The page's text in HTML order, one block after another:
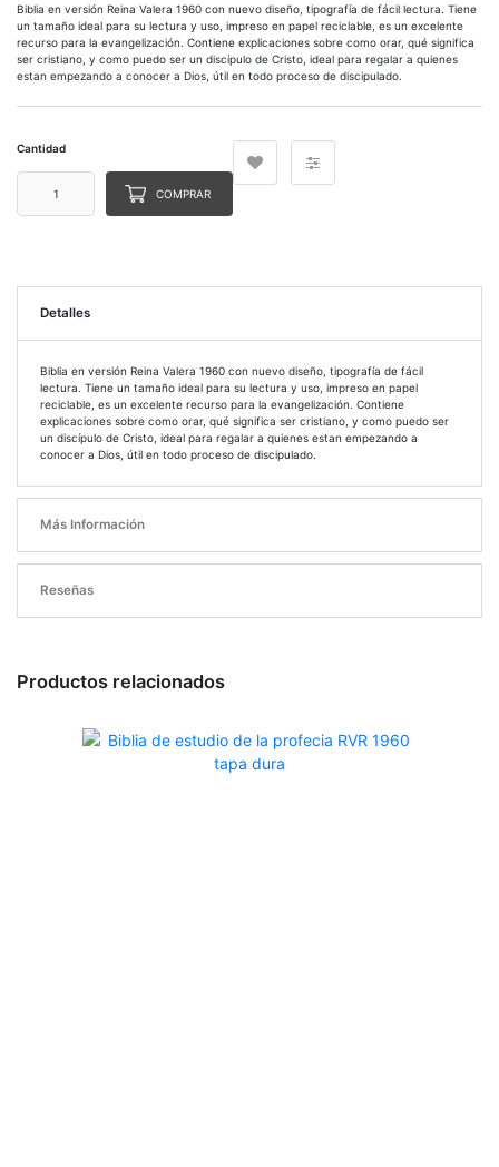
Biblia en versión Reina Valera 1960 con nuevo diseño, tipografía de fácil lectura. Tiene
un tamaño ideal para su lectura y uso, impreso en papel reciclable, es un excelente
recurso para la evangelización. Contiene explicaciones sobre como orar, qué significa
ser cristiano, y como puedo ser un discípulo de Cristo, ideal para regalar a quienes
estan empezando a conocer a Dios, útil en todo proceso de discipulado.
Cantidad
COMPRAR
Detalles
Biblia en versión Reina Valera 1960 con nuevo diseño, tipografía de fácil
lectura. Tiene un tamaño ideal para su lectura y uso, impreso en papel
reciclable, es un excelente recurso para la evangelización. Contiene
explicaciones sobre como orar, qué significa ser cristiano, y como puedo ser
un discípulo de Cristo, ideal para regalar a quienes estan empezando a
conocer a Dios, útil en todo proceso de discipulado.
Más Información
Reseñas
Productos relacionados